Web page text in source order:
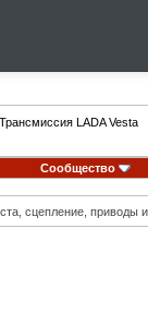
Трансмиссия LADA Vesta
Сообщество
сцепление, приводы и